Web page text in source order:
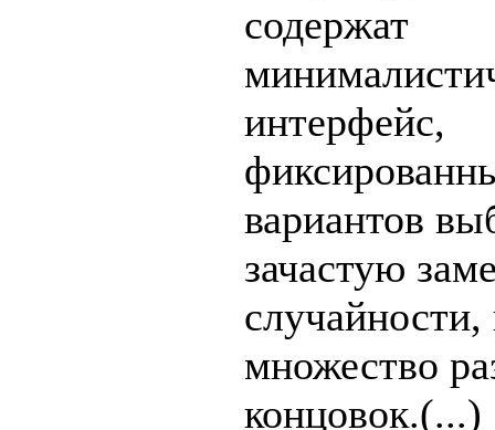
содержат
интерфейс,
вариантов
зачастую
множество
концовок.(...)